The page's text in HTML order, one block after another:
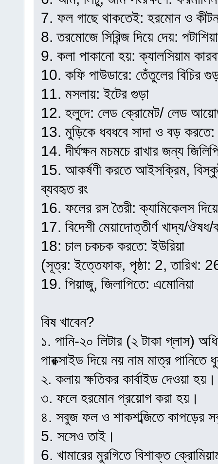
7. ফল গাছে থাকতেই: হরমোন ও
8. তরমোজে সিরিন্জ দিয়ে দেয়:
9. কলা পাকানো হয়: ক্যালসিয়াম
10. কফি পাউডারে: তেঁতুলের বিচির
11. মসলায়: ইটের গুড়া
12. হলুদে: লেড ক্রোমেট/ লেড
13. মুড়িকে ধবধবে সাদা ও বড়
14. দীর্ঘক্ষন মচমচে রাখার জন্য
15. আকর্ষণী করতে আইসক্রিম,
ব্যবহৃত রং
16. ফলের রস তৈরী: ক্যামিকেলস দিয়ে
17. বিদেশী মেয়াদোত্তীর্ণ খাদ্য/
18: চাল চকচক করতে: ইউরিয়া
(সূত্র: ইত্তেফাক, পৃষ্ঠা: 2,
19. পিয়াজু, জিলাপিতে: এমোনিয়া
বিষ খাবেন?
১. পানি-২০ লিটার (২ টাকা গ্লাস)
পারক্সাইড দিয়ে নয় নাম মাত্র পানিতে
২. কলায় ক্ষতিকর কার্বাইড দেওয়া হয়।
৩. ফলে হরমোন প্রয়োগ করা হয়।
৪. সবুজ ফল ও শাকশব্জিতে কাপড়ের
5. সসেও তাই।
6. খামারের মুরগিতে বিশাক্ত